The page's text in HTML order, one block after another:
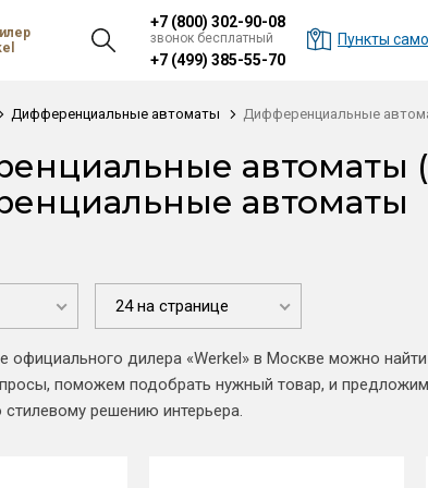
+7 (800) 302-90-08
звонок бесплатный
+7 (499) 385-55-70
Пункты
Дифференциальные автоматы Дифференциальные
автоматы
автоматы
24 на странице
официального дилера «Werkel» в Москве можно
поможем подобрать нужный товар, и
решению интерьера.